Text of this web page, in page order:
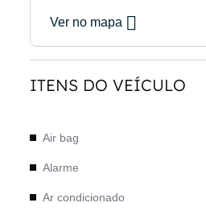
Ver no mapa
ITENS DO VEÍCULO
Air bag
Alarme
Ar condicionado